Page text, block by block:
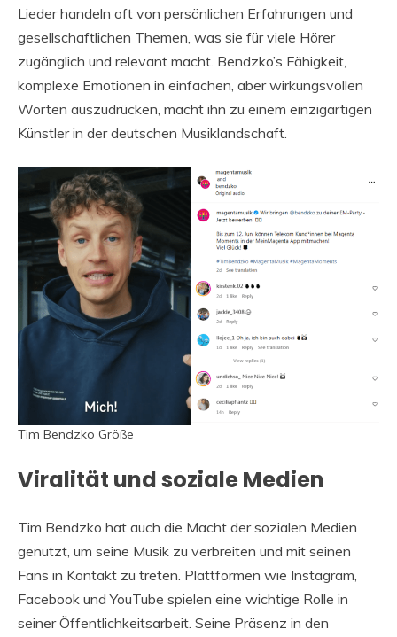
Lieder handeln oft von persönlichen Erfahrungen und
gesellschaftlichen Themen, was sie für viele Hörer
zugänglich und relevant macht. Bendzko’s Fähigkeit,
komplexe Emotionen in einfachen, aber wirkungsvollen
Worten auszudrücken, macht ihn zu einem einzigartigen
Künstler in der deutschen Musiklandschaft.
Tim Bendzko Größe
Viralität und soziale Medien
Tim Bendzko hat auch die Macht der sozialen Medien
genutzt, um seine Musik zu verbreiten und mit seinen
Fans in Kontakt zu treten. Plattformen wie Instagram,
Facebook und YouTube spielen eine wichtige Rolle in
seiner Öffentlichkeitsarbeit. Seine Präsenz in den